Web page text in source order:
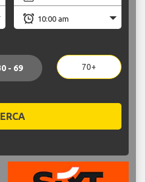
- 69 70+